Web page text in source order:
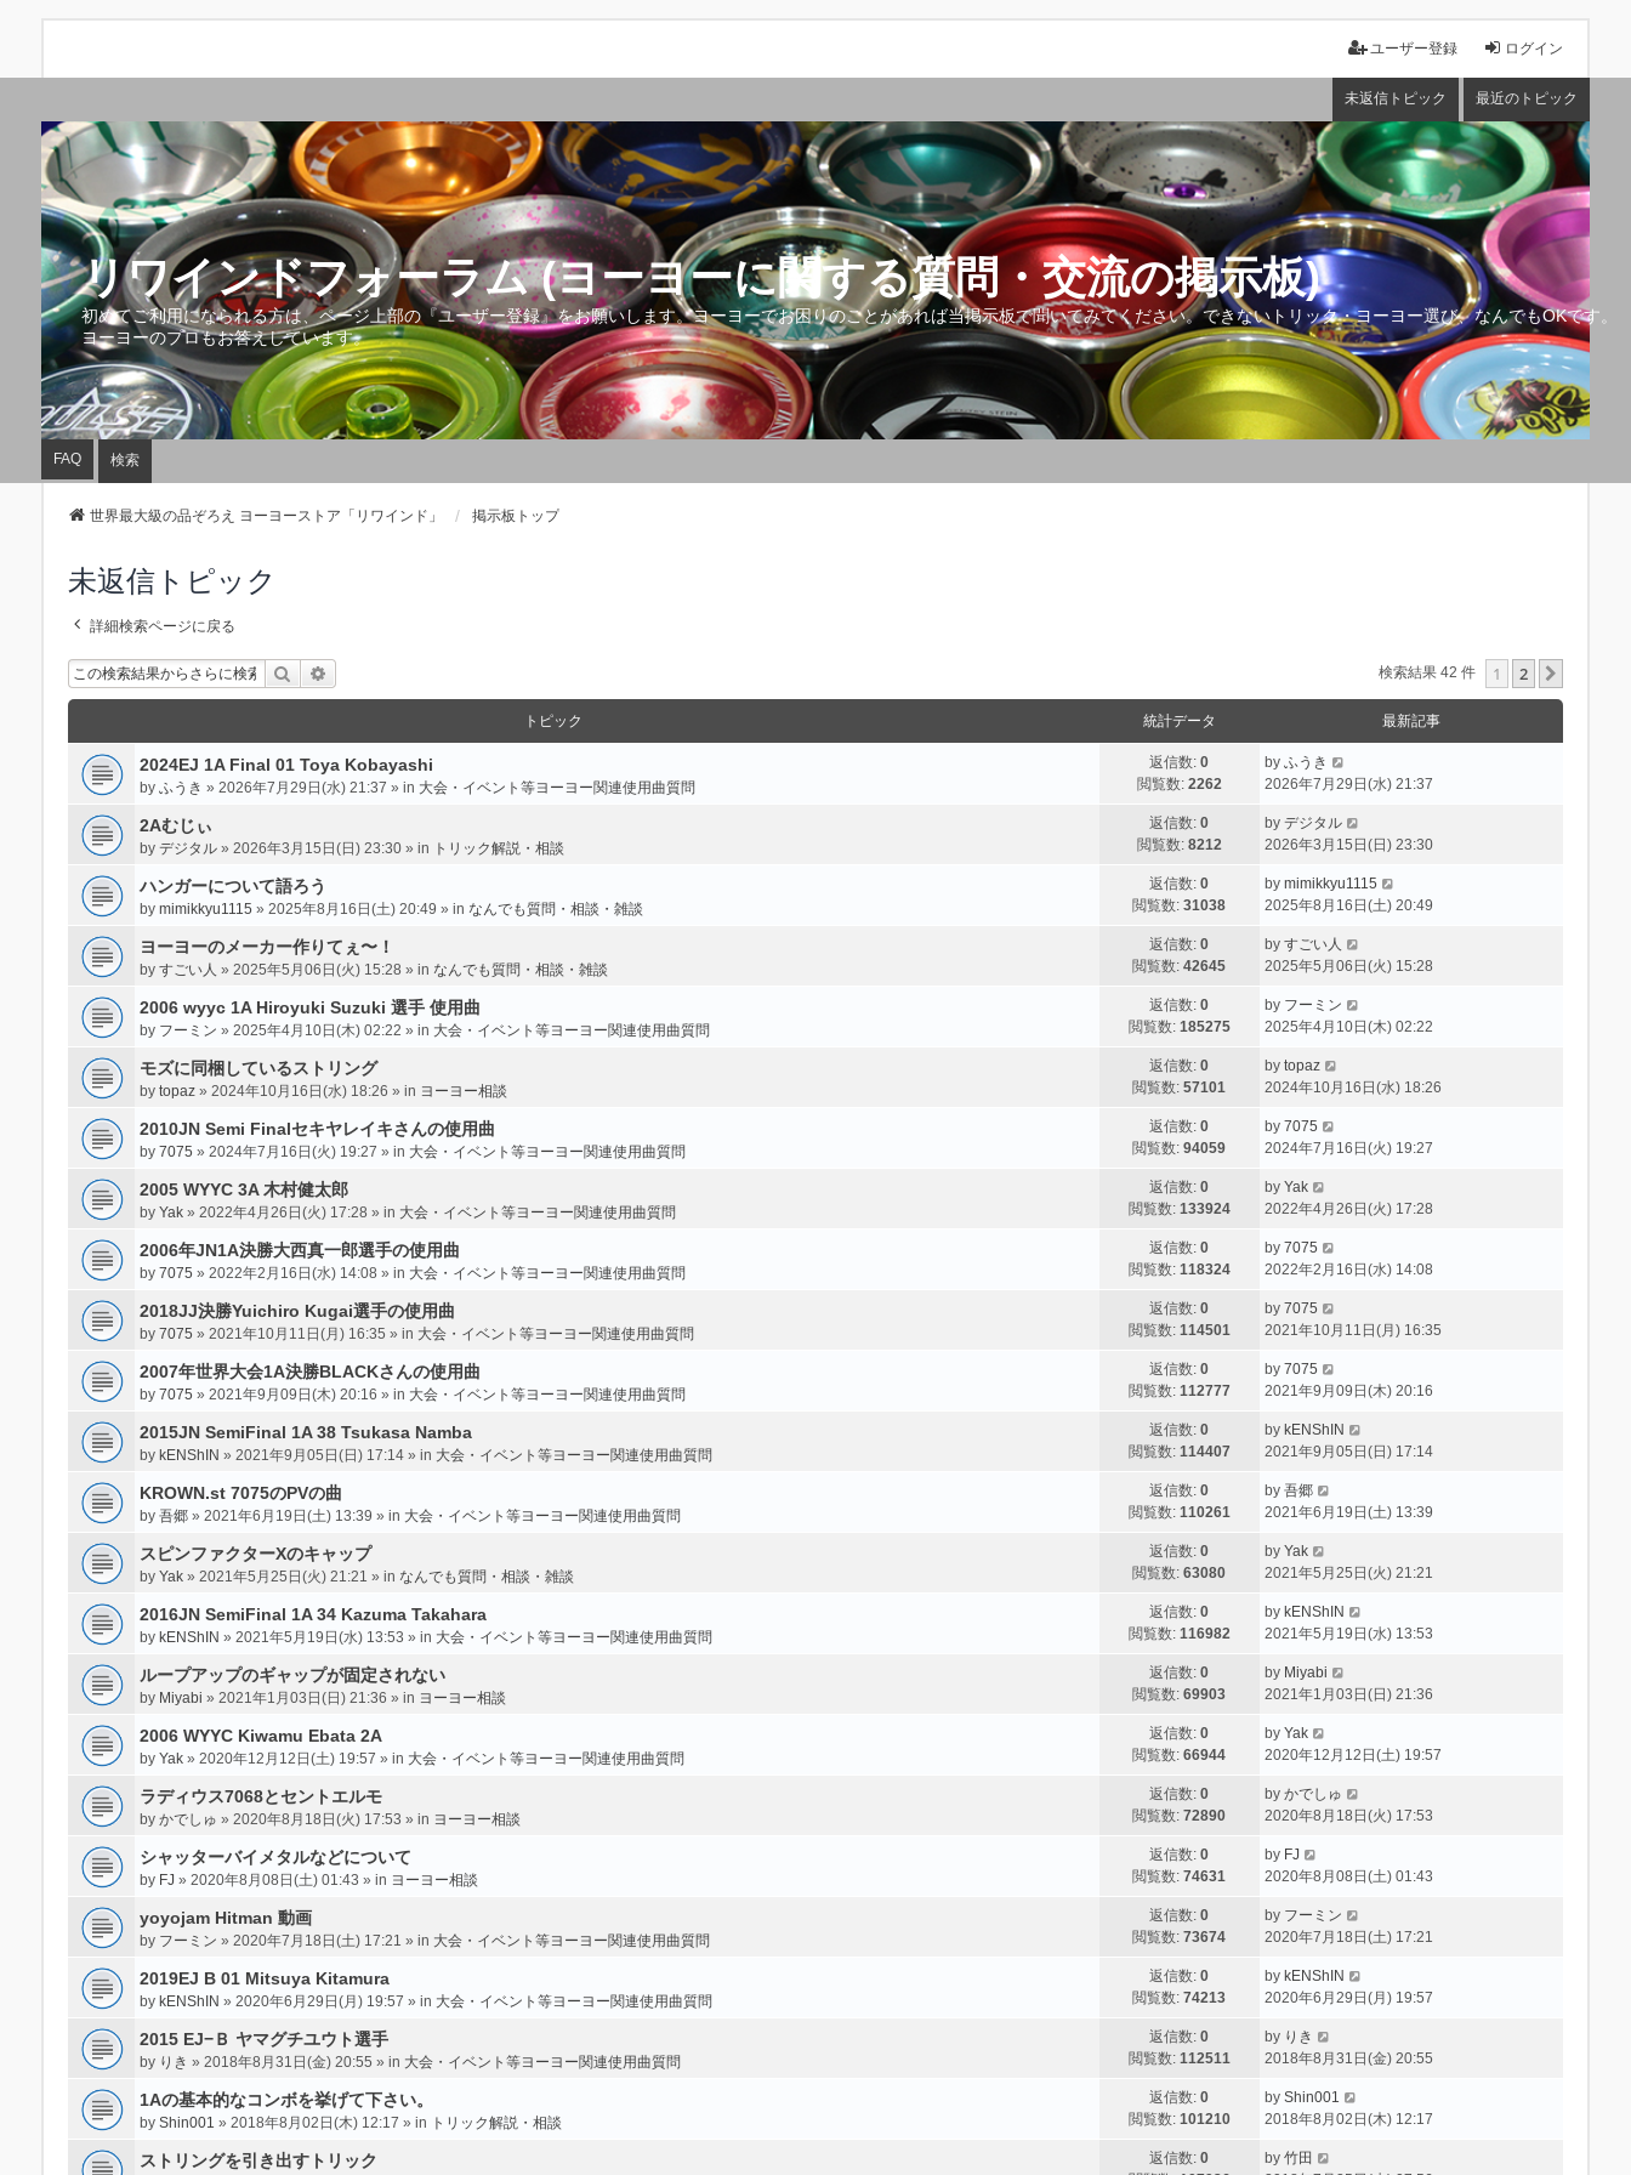
ログイン
ユーザー登録
未返信トピック 最近のトピック
リワインドフォーラム (ヨーヨーに関する質問・交流の掲示板)
初めてご利用になられる方は、ページ上部の『ユーザー登録』をお願いします。ヨーヨーでお困りのことがあれば当掲示板で聞いてみてください。できないトリック・ヨーヨー選び、なんでもOKです。
ヨーヨーのプロもお答えしています。
FAQ 検索
世界最大級の品ぞろえ ヨーヨーストア「リワインド」 掲示板トップ
未返信トピック
詳細検索ページに戻る
検索 検索結果 42 件 1 2
トピック 統計データ 最新記事
2024EJ 1A Final 01 Toya Kobayashi
by ふうき » 2026年7月29日(水) 21:37 » in 大会・イベント等ヨーヨー関連使用曲質問
返信数:0
閲覧数: 2262
by ふうき
2026年7月29日(水) 21:37
2Aむじぃ
by デジタル» 2026年3月15日(日) 23:30 » in トリック解説・相談
返信数:0
閲覧数: 8212
by デジタル
2026年3月15日(日) 23:30
ハンガーについて語ろう
by mimikkyu1115 » 2025年8月16日(土) 20:49 » in なんでも質問・相談・雑談
返信数:0
閲覧数:31038
by mimikkyu1115
2025年8月16日(土) 20:49
ヨーヨーのメーカー作りてぇ〜！
by すごい人 » 2025年5月06日(火) 15:28 » in なんでも質問・相談・雑談
返信数:0
閲覧数:42645
by すごい人
2025年5月06日(火) 15:28
2006 wyyc 1A Hiroyuki Suzuki 選手 使用曲
by フーミン » 2025年4月10日(木) 02:22 » in 大会・イベント等ヨーヨー関連使用曲質問
返信数:0
閲覧数: 185275
by フーミン
2025年4月10日(木) 02:22
モズに同梱しているストリング
by topaz» 2024年10月16日(水) 18:26 » in ヨーヨー相談
返信数:0
閲覧数:57101
by topaz
2024年10月16日(水) 18:26
2010JN Semi Finalセキヤレイキさんの使用曲
by 7075 » 2024年7月16日(火) 19:27 » in 大会・イベント等ヨーヨー関連使用曲質問
返信数:0
閲覧数:94059
by 7075
2024年7月16日(火) 19:27
2005 WYYC 3A 木村健太郎
by Yak» 2022年4月26日(火) 17:28 » in 大会・イベント等ヨーヨー関連使用曲質問
返信数:0
閲覧数: 133924
by Yak
2022年4月26日(火) 17:28
2006年JN1A決勝大西真一郎選手の使用曲
by 7075 » 2022年2月16日(水) 14:08 » in 大会・イベント等ヨーヨー関連使用曲質問
返信数:0
閲覧数: 118324
by 7075
2022年2月16日(水) 14:08
2018JJ決勝Yuichiro Kugai選手の使用曲
by 7075 » 2021年10月11日(月) 16:35 » in 大会・イベント等ヨーヨー関連使用曲質問
返信数:0
閲覧数: 114501
by 7075
2021年10月11日(月) 16:35
2007年世界大会1A決勝BLACKさんの使用曲
by 7075 » 2021年9月09日(木) 20:16 » in 大会・イベント等ヨーヨー関連使用曲質問
返信数:0
閲覧数: 112777
by 7075
2021年9月09日(木) 20:16
2015JN SemiFinal 1A 38 Tsukasa Namba
by kENShIN » 2021年9月05日(日) 17:14 » in 大会・イベント等ヨーヨー関連使用曲質問
返信数:0
閲覧数: 114407
by kENShIN
2021年9月05日(日) 17:14
KROWN.st 7075のPVの曲
by 吾郷» 2021年6月19日(土) 13:39 » in 大会・イベント等ヨーヨー関連使用曲質問
返信数:0
閲覧数: 110261
by 吾郷
2021年6月19日(土) 13:39
スピンファクターXのキャップ
by Yak» 2021年5月25日(火) 21:21 » in なんでも質問・相談・雑談
返信数:0
閲覧数:63080
by Yak
2021年5月25日(火) 21:21
2016JN SemiFinal 1A 34 Kazuma Takahara
by kENShIN » 2021年5月19日(水) 13:53 » in 大会・イベント等ヨーヨー関連使用曲質問
返信数:0
閲覧数: 116982
by kENShIN
2021年5月19日(水) 13:53
ループアップのギャップが固定されない
by Miyabi » 2021年1月03日(日) 21:36 » in ヨーヨー相談
返信数:0
閲覧数:69903
by Miyabi
2021年1月03日(日) 21:36
2006 WYYC Kiwamu Ebata 2A
by Yak» 2020年12月12日(土) 19:57 » in 大会・イベント等ヨーヨー関連使用曲質問
返信数:0
閲覧数:66944
by Yak
2020年12月12日(土) 19:57
ラディウス7068とセントエルモ
by かでしゅ » 2020年8月18日(火) 17:53 » in ヨーヨー相談
返信数:0
閲覧数:72890
by かでしゅ
2020年8月18日(火) 17:53
シャッターバイメタルなどについて
by FJ » 2020年8月08日(土) 01:43 » in ヨーヨー相談
返信数:0
閲覧数:74631
by FJ
2020年8月08日(土) 01:43
yoyojam Hitman 動画
by フーミン » 2020年7月18日(土) 17:21 » in 大会・イベント等ヨーヨー関連使用曲質問
返信数:0
閲覧数:73674
by フーミン
2020年7月18日(土) 17:21
2019EJ B 01 Mitsuya Kitamura
by kENShIN » 2020年6月29日(月) 19:57 » in 大会・イベント等ヨーヨー関連使用曲質問
返信数:0
閲覧数:74213
by kENShIN
2020年6月29日(月) 19:57
2015 EJ−Ｂ ヤマグチユウト選手
by りき » 2018年8月31日(金) 20:55 » in 大会・イベント等ヨーヨー関連使用曲質問
返信数:0
閲覧数: 112511
by りき
2018年8月31日(金) 20:55
1Aの基本的なコンボを挙げて下さい。
by Shin001 » 2018年8月02日(木) 12:17 » in トリック解説・相談
返信数:0
閲覧数: 101210
by Shin001
2018年8月02日(木) 12:17
ストリングを引き出すトリック 返信数:0
by 竹田